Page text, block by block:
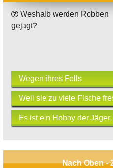
Weshalb werden Robben
gejagt?
Wegen ihres Fells
Weil sie zu viele Fische
Es ist ein Hobby der Jäger.
Nach Oben -